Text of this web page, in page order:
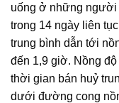
uống ở những người
trong 14 ngày liên
trung bình dẫn tới
đến 1,9 giờ. Nồng
thời gian bán huỷ
dưới đường cong